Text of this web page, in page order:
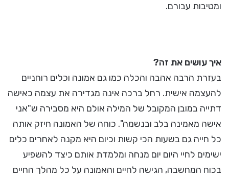
ומטיבות עבורם.
איך עושים את זה?
בעזרת הרבה אהבה והכלה כמו גם אמונה וכלים רוחניים
להעצמה אישית. רחל ברכה אינה מגדירה את עצמה כאישה
דתייה במובן המקובל של המילה אולם היא מסבירה ש"אני
אישה מאמינה בלב ובנשמה". כוחה של האמונה חיזק אותה
כל חייה גם בשעות הכי קשות וכיום היא מקנה לאחרים כלים
ישימים לחיי היום יום מנחה ומלמדת אותם כיצד להשפיע
בכוח המחשבה, הגישה לחיים והאמונה על כל מהלך החיים